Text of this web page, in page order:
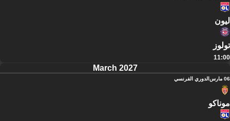
ليون
تولوز
11:00
March 2027
06 مارس الدوري الفرنسي
موناكو